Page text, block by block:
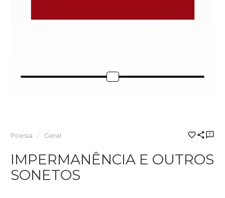
Poesia Geral
IMPERMANÊNCIA E OUTROS
SONETOS